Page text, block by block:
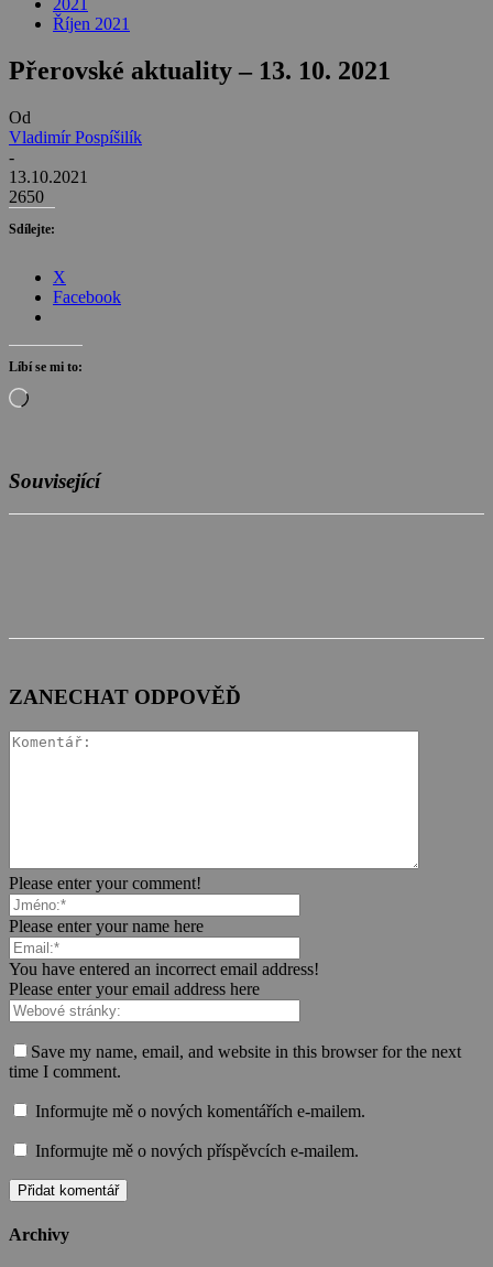
2021
Říjen 2021
Přerovské aktuality – 13. 10. 2021
Od
Vladimír Pospíšilík
-
13.10.2021
2650
Sdílejte:
X
Facebook
Líbí se mi to:
Načítání…
Související
ZANECHAT ODPOVĚĎ
Please enter your comment!
Please enter your name here
You have entered an incorrect email address!
Please enter your email address here
Save my name, email, and website in this browser for the next
time I comment.
Informujte mě o nových komentářích e-mailem.
Informujte mě o nových příspěvcích e-mailem.
Archivy